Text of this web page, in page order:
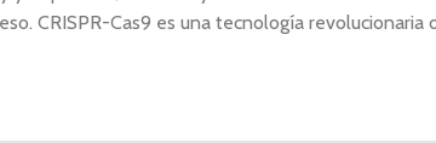
CRISPR-Cas9 es una tecnología revolucionaria